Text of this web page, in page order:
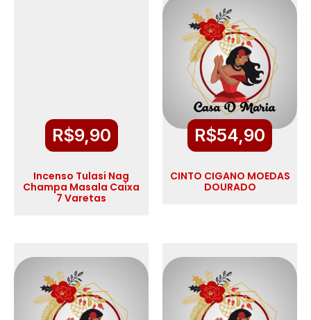
R$9,90
Incenso Tulasi Nag
Champa Masala Caixa
7 Varetas
R$54,90
CINTO CIGANO MOEDAS
DOURADO